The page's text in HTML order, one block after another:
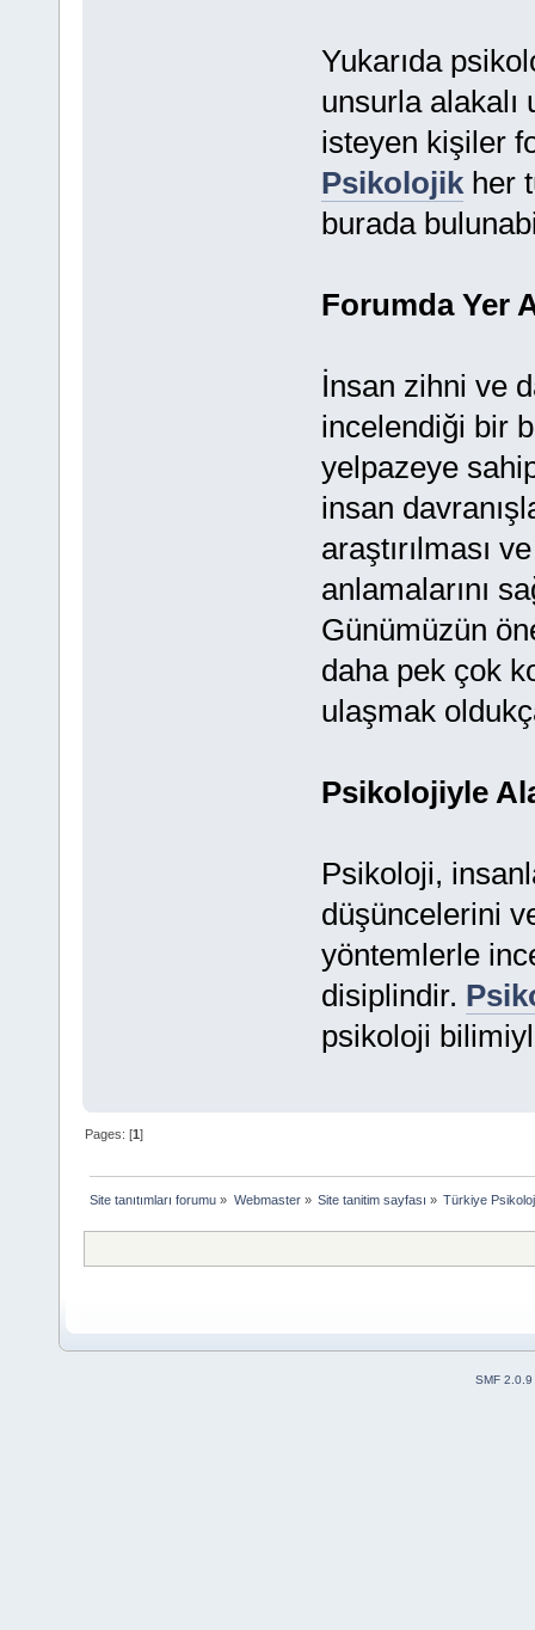
Yukarıda
unsurla alakalı
isteyen kişiler
Psikolojikher
burada
Forumda Yer
İnsan zihni ve
incelendiği bir
yelpazeye
insan
araştırılması
anlamalarını
Günümüzün
daha pek çok
ulaşmak
Psikolojiyle
Psikoloji,
düşüncelerini
yöntemlerle
disiplindir.
psikoloji
Pages: [1]
Site tanıtımları forumu » Webmaster» Site tanitim sayfası » Türkiye
SMF 2.0.9